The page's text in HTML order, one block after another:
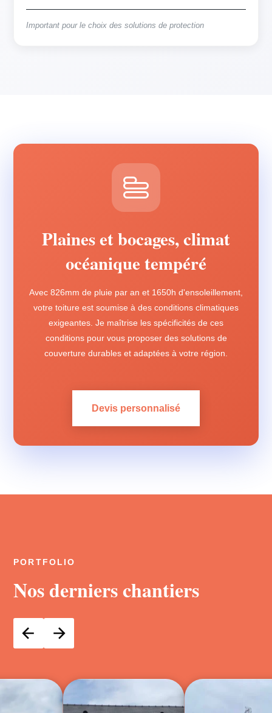
Important pour le choix des solutions de protection
Plaines et bocages, climat
océanique tempéré
Avec 826mm de pluie par an et 1650h d'ensoleillement,
votre toiture est soumise à des conditions climatiques
exigeantes. Je maîtrise les spécificités de ces
conditions pour vous proposer des solutions de
couverture durables et adaptées à votre région.
Devis personnalisé
PORTFOLIO
Nos derniers chantiers